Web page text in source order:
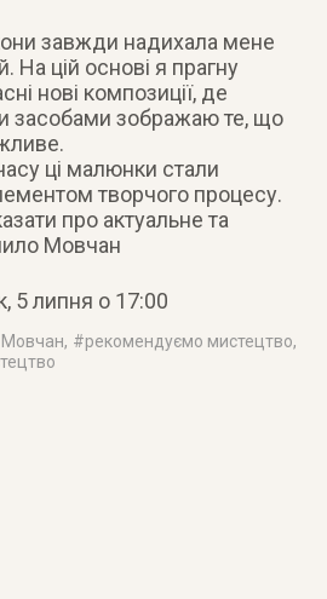
завжди надихала мене
На цій основі я прагну
нові композиції, де
засобами зображаю те, що
ці малюнки стали
творчого процесу.
про актуальне та
Мовчан
5 липня о 17:00
, #рекомендуємо мистецтво,